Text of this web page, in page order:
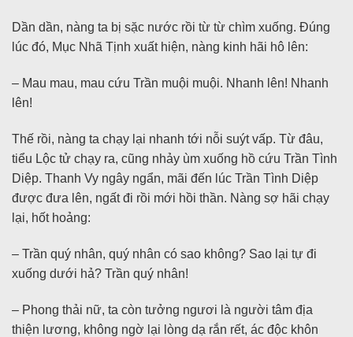
Dần dần, nàng ta bị sặc nước rồi từ từ chìm xuống. Đúng
lúc đó, Mục Nhã Tịnh xuất hiện, nàng kinh hãi hô lên:
– Mau mau, mau cứu Trần muội muội. Nhanh lên! Nhanh
lên!
Thế rồi, nàng ta chạy lại nhanh tới nỗi suýt vấp. Từ đâu,
tiểu Lộc tử chạy ra, cũng nhảy ùm xuống hồ cứu Trần Tình
Diệp. Thanh Vy ngây ngẩn, mãi đến lúc Trần Tình Diệp
được đưa lên, ngất đi rồi mới hồi thần. Nàng sợ hãi chạy
lại, hốt hoảng:
– Trần quý nhân, quý nhân có sao không? Sao lại tự đi
xuống dưới hả? Trần quý nhân!
– Phong thải nữ, ta còn tưởng ngươi là người tâm địa
thiện lương, không ngờ lại lòng dạ rắn rết, ác độc khôn